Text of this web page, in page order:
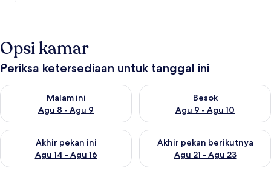
Opsi kamar
Periksa ketersediaan untuk tanggal ini
Malam ini
Agu 8 - Agu 9
Periksa ketersediaan untuk malam ini Agu 8 - Agu 9
Besok
Agu 9 - Agu 10
Periksa ketersediaan untuk
Akhir pekan ini
Agu 14 - Agu 16
Periksa ketersediaan untuk akhir pekan ini Agu 14 - Agu 16
Akhir pekan berikutnya
Agu 21 - Agu 23
Periksa ketersediaan untuk